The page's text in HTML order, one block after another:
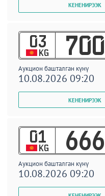
03
KG 700
Аукцион башталган күнү
10.08.2026 09:20
01
KG 666
Аукцион башталган күнү
10.08.2026 09:20